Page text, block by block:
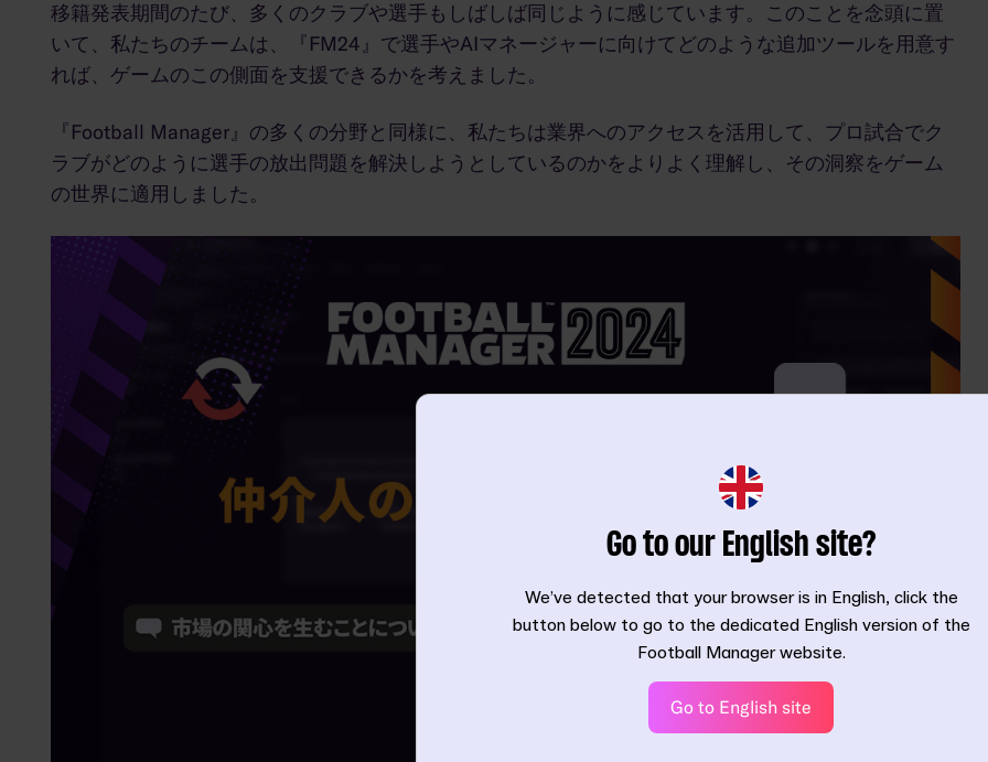
移籍発表期間のたび、多くのクラブや選手もしばしば同じように感じています。このことを念頭に置
いて、私たちのチームは、『FM24』で選手やAIマネージャーに向けてどのような追加ツールを用意す
れば、ゲームのこの側面を支援できるかを考えました。
『Football Manager』の多くの分野と同様に、私たちは業界へのアクセスを活用して、プロ試合でク
ラブがどのように選手の放出問題を解決しようとしているのかをよりよく理解し、その洞察をゲーム
の世界に適用しました。
Go to our English site?
We’ve detected that your browser is in English, click the
button below to go to the dedicated English version of the
Football Manager website.
Go to English site